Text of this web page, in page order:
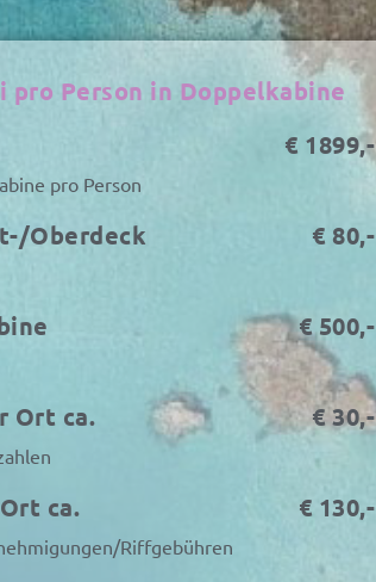
pro Person in Doppelkabine
€ 1899,-
pro Person
Oberdeck € 80,-
€ 500,-
Ort ca. € 30,-
ca. € 130,-
Riffgebühren